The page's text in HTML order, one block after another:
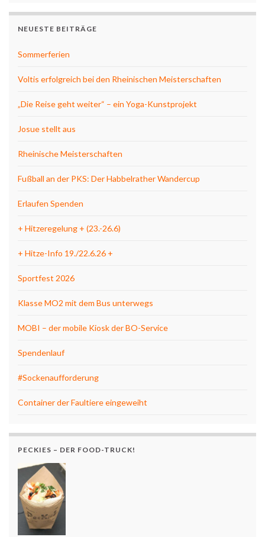
NEUESTE BEITRÄGE
Sommerferien
Voltis erfolgreich bei den Rheinischen Meisterschaften
„Die Reise geht weiter“ – ein Yoga-Kunstprojekt
Josue stellt aus
Rheinische Meisterschaften
Fußball an der PKS: Der Habbelrather Wandercup
Erlaufen Spenden
+ Hitzeregelung + (23.-26.6)
+ Hitze-Info 19./22.6.26 +
Sportfest 2026
Klasse MO2 mit dem Bus unterwegs
MOBI – der mobile Kiosk der BO-Service
Spendenlauf
#Sockenaufforderung
Container der Faultiere eingeweiht
PECKIES – DER FOOD-TRUCK!